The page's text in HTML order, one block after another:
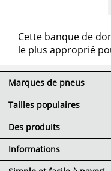
Cette banque de
le plus approprié
Marques de pneus
Tailles populaires
Des produits
Informations